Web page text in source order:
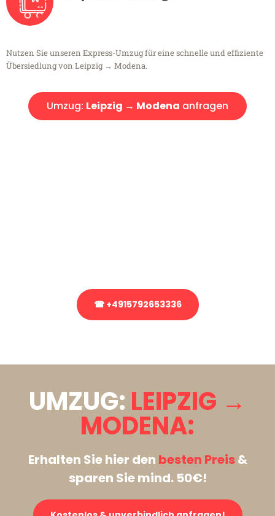
Nutzen Sie unseren Express-Umzug für eine schnelle und effiziente
Übersiedlung von Leipzig → Modena.
Umzug: Leipzig → Modena anfragen
☎ +4915792653336
UMZUG: LEIPZIG →
MODENA:
Erhalten Sie hier den besten Preis&
sparen Sie mind. 50€!